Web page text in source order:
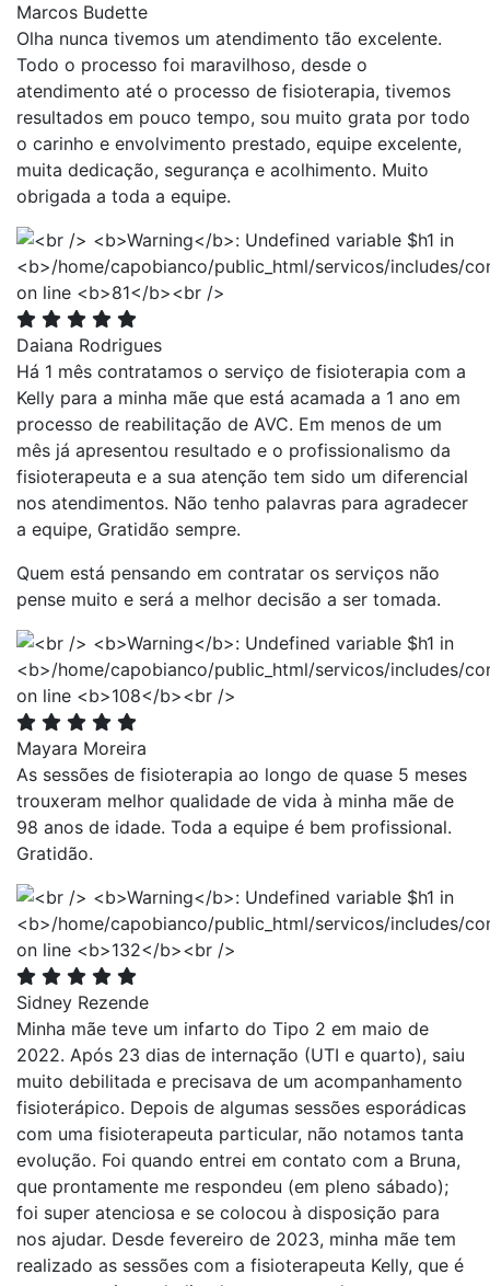
Marcos Budette
Olha nunca tivemos um atendimento tão excelente.
Todo o processo foi maravilhoso, desde o
atendimento até o processo de fisioterapia, tivemos
resultados em pouco tempo, sou muito grata por todo
o carinho e envolvimento prestado, equipe excelente,
muita dedicação, segurança e acolhimento. Muito
obrigada a toda a equipe.
Daiana Rodrigues
Há 1 mês contratamos o serviço de fisioterapia com a
Kelly para a minha mãe que está acamada a 1 ano em
processo de reabilitação de AVC. Em menos de um
mês já apresentou resultado e o profissionalismo da
fisioterapeuta e a sua atenção tem sido um diferencial
nos atendimentos. Não tenho palavras para agradecer
a equipe, Gratidão sempre.
Quem está pensando em contratar os serviços não
pense muito e será a melhor decisão a ser tomada.
Mayara Moreira
As sessões de fisioterapia ao longo de quase 5 meses
trouxeram melhor qualidade de vida à minha mãe de
98 anos de idade. Toda a equipe é bem profissional.
Gratidão.
Sidney Rezende
Minha mãe teve um infarto do Tipo 2 em maio de
2022. Após 23 dias de internação (UTI e quarto), saiu
muito debilitada e precisava de um acompanhamento
fisioterápico. Depois de algumas sessões esporádicas
com uma fisioterapeuta particular, não notamos tanta
evolução. Foi quando entrei em contato com a Bruna,
que prontamente me respondeu (em pleno sábado);
foi super atenciosa e se colocou à disposição para
nos ajudar. Desde fevereiro de 2023, minha mãe tem
realizado as sessões com a fisioterapeuta Kelly, que é